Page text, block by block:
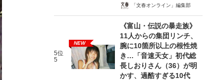
「文春オンライン」編集部
5位
5
NEW
《富山・伝説の暴走族》
11人からの集団リンチ、
腕に10箇所以上の根性焼
き…「音速天女」初代総
長しおりさん（36）が明
かす、過酷すぎる10代